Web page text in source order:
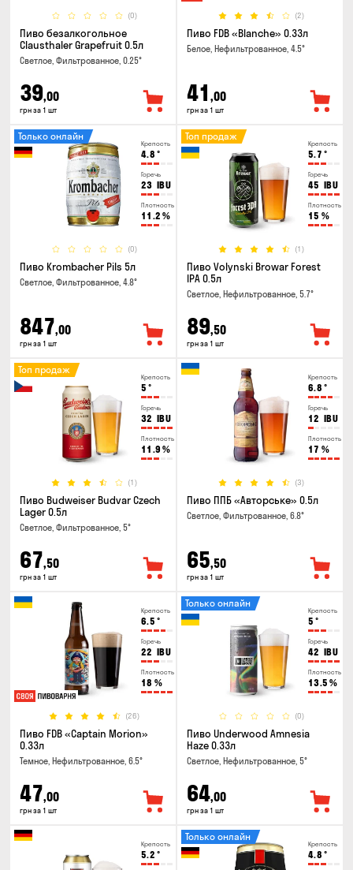
(0)
Пиво безалкогольное
Clausthaler Grapefruit 0.5л
Светлое, Фильтрованное, 0.25°
39,00
грн за 1 шт
(2)
Пиво FDB «Blanche» 0.33л
Белое, Нефильтрованное, 4.5°
41 ,00
грн за 1 шт
Крепость
4.8 °
Горечь
23 IBU
Плотность
11.2 %
(0)
Только онлайн
Пиво Krombacher Pils 5л
Светлое, Фильтрованное, 4.8°
847,00
грн за 1 шт
Крепость
5.7 °
Горечь
45 IBU
Плотность
15 %
(1)
Топ продаж
Пиво Volynski Browar Forest
IPA 0.5л
Светлое, Нефильтрованное, 5.7°
89,50
грн за 1 шт
Крепость
5 °
Горечь
32 IBU
Плотность
11.9 %
(1)
Топ продаж
Пиво Budweiser Budvar Czech
Lager 0.5л
Светлое, Фильтрованное, 5°
67,50
грн за 1 шт
Крепость
6.8 °
Горечь
12 IBU
Плотность
17 %
(3)
Пиво ППБ «Авторське» 0.5л
Светлое, Фильтрованное, 6.8°
65,50
грн за 1 шт
Крепость
6.5 °
Горечь
22 IBU
Плотность
18 %
(26)
Пиво FDB «Captain Morion»
0.33л
Темное, Нефильтрованное, 6.5°
47,00
грн за 1 шт
Крепость
5 °
Горечь
42 IBU
Плотность
13.5 %
(0)
Только онлайн
Пиво Underwood Amnesia
Haze 0.33л
Светлое, Нефильтрованное, 5°
64,00
грн за 1 шт
Крепость
5.2 °
Крепость
4.8 °
Только онлайн